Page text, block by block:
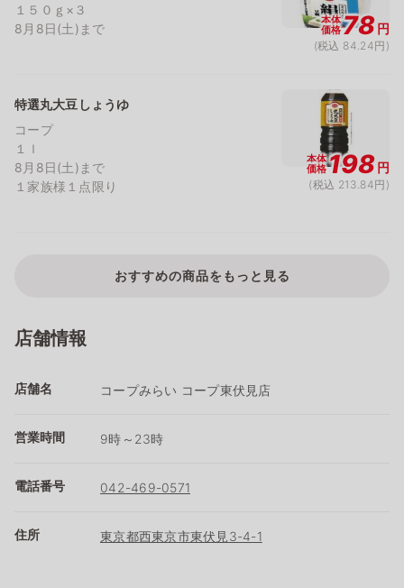
１５０ｇ×３
8月8日(土)まで
本体
価格78円
(税込 84.24円)
特選丸大豆しょうゆ
コープ
１ｌ
8月8日(土)まで
１家族様１点限り
本体
価格198円
(税込 213.84円)
おすすめの商品をもっと見る
店舗情報
店舗名 コープみらい コープ東伏見店
営業時間 9時～23時
電話番号 042-469-0571
住所 東京都西東京市東伏見3-4-1